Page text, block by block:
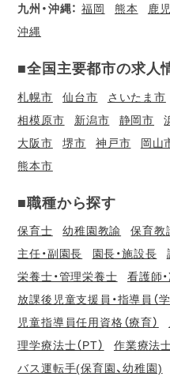
九州・沖縄： 福岡 熊本 鹿
沖縄
■全国主要都市の求人
札幌市 仙台市 さいたま市
相模原市
新潟市 静岡市
大阪市
堺市 神戸市 岡山
熊本市
■職種から探す
保育士 幼稚園教諭 保育教
主任・副園長
園長・施設長
栄養士・管理栄養士
看護師
放課後児童支援員・指導員（学
児童指導員任用資格（療育）
理学療法士（PT）
作業療法士
バス運転手(保育園、幼稚園)